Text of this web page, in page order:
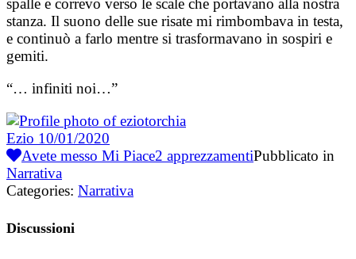
spalle e correvo verso le scale che portavano alla nostra
stanza. Il suono delle sue risate mi rimbombava in testa,
e continuò a farlo mentre si trasformavano in sospiri e
gemiti.
“… infiniti noi…”
Ezio 10/01/2020
Avete messo Mi Piace2 apprezzamentiPubblicato in
Narrativa
Categories: Narrativa
Discussioni